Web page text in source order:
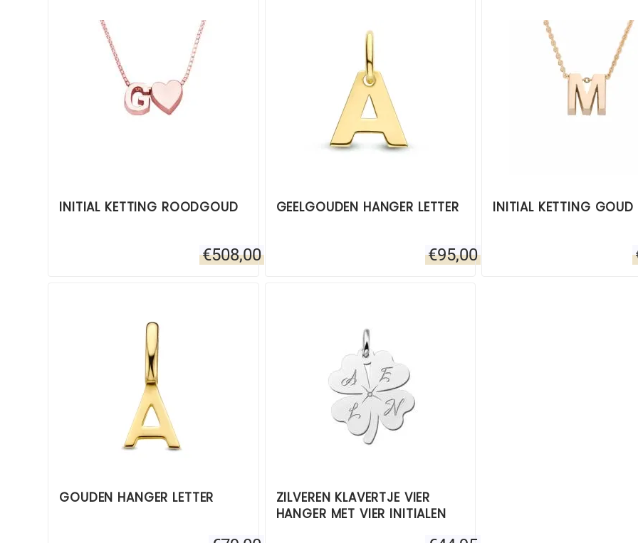
INITIAL KETTING ROODGOUD
€508,00
GEELGOUDEN HANGER LETTER
€95,00
INITIAL KETTING GOUD
GOUDEN HANGER LETTER
ZILVEREN KLAVERTJE VIER
HANGER MET VIER INITIALEN